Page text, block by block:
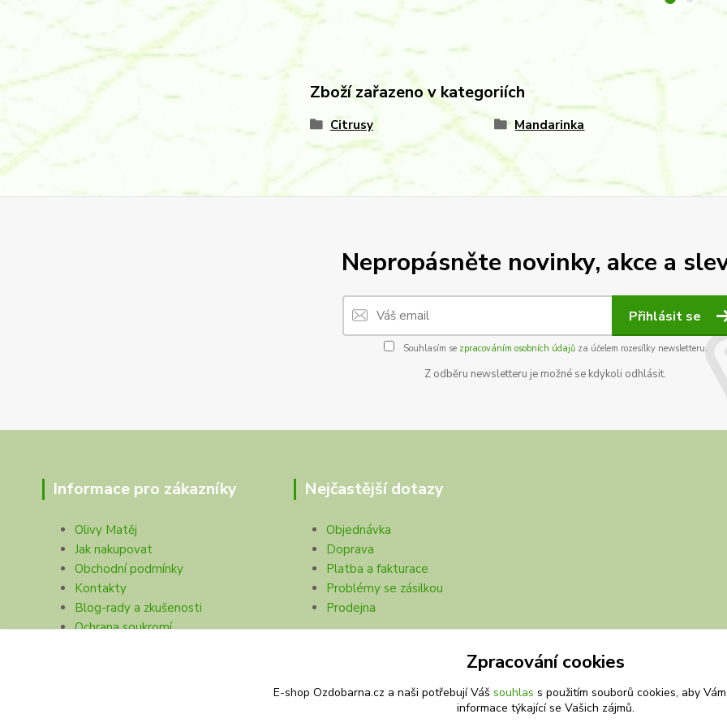
Zboží zařazeno v kategoriích
Citrusy Mandarinka
Nepropásněte novinky, akce a
Přihlásit se
Souhlasím se zpracováním osobních údajůza účelem rozesílky newsletteru.
Z odběru newsletteru je možné se kdykoli odhlásit.
Informace pro zákazníky
Olivy Matěj
Jak nakupovat
Obchodní podmínky
Kontakty
Blog-rady a zkušenosti
Ochrana soukromí
Nejčastější dotazy
Objednávka
Doprava
Platba a fakturace
Problémy se zásilkou
Prodejna
Zpracování cookies
E-shop Ozdobarna.cz a naši potřebují Váš souhlas s použitím souborů cookies, aby
informace týkající se Vašich zájmů.